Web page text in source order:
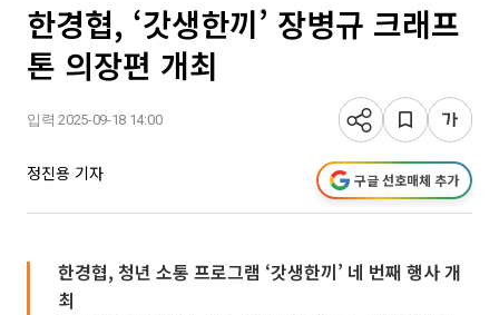
한경협, ‘갓생한끼’ 장병규 크래프
톤 의장편 개최
입력 2025-09-18 14:00
정진용 기자 구글 선호매체 추가
한경협, 청년 소통 프로그램 ‘갓생한끼’ 네 번째 행사 개
최